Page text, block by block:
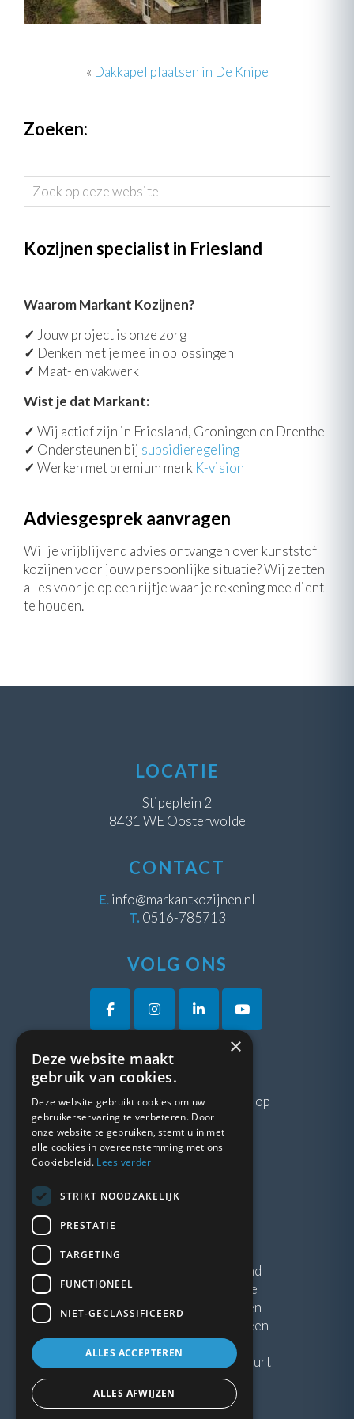
« Dakkapel plaatsen in De Knipe
Zoeken:
Zoek
op
website
Kozijnen specialist in Friesland
Waarom Markant Kozijnen?
✓ Jouw project is onze zorg
✓ Denken met je mee in oplossingen
✓ Maat- en vakwerk
Wist je dat Markant:
✓ Wij actief zijn in Friesland, Groningen en Drenthe
✓ Ondersteunen bij subsidieregeling
✓ Werken met premium merk K-vision
Adviesgesprek aanvragen
Wil je vrijblijvend advies ontvangen over kunststof
kozijnen voor jouw persoonlijke situatie? Wij zetten
alles voor je op een rijtje waar je rekening mee dient
te houden.
LOCATIE
Stipeplein 2
8431 WE Oosterwolde
CONTACT
E.info@markantkozijnen.nl
T. 0516-785713
VOLG ONS
VRAGEN?
Neem gerustcontactmet ons op
LINKS
Blogs
Algemene voorwaarden
Kunststof Kozijnen Friesland
Kunststof kozijnen Drenthe
Kunststof Kozijnen Drachten
Kunststof Kozijnen Hoogeveen
Kunststof kozijnen in jouw buurt
×
Deze website maakt
gebruik van cookies.
Deze website gebruikt cookies om uw
gebruikerservaring te verbeteren. Door
onze website te gebruiken, stemt u in met
alle cookies in overeenstemming met ons
Cookiebeleid. Lees verder
STRIKT NOODZAKELIJK
PRESTATIE
TARGETING
FUNCTIONEEL
NIET-GECLASSIFICEERD
ALLES ACCEPTEREN
ALLES AFWIJZEN